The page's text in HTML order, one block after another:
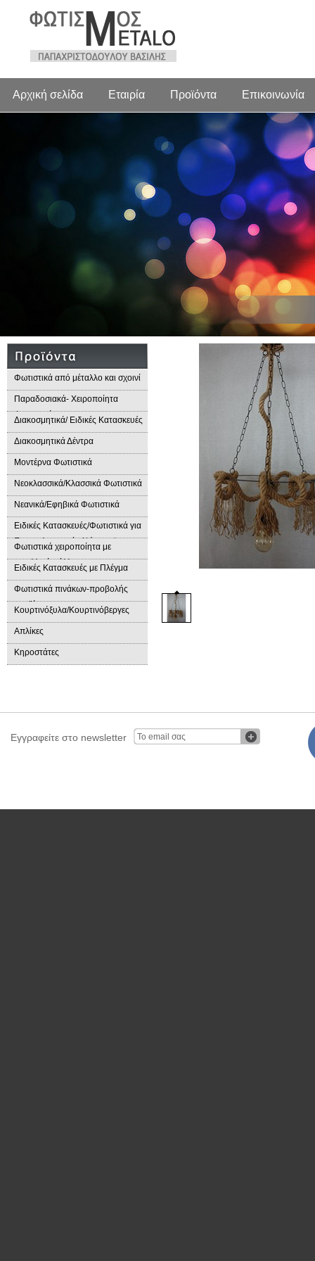
Αρχική σελίδα Εταιρία Προϊόντα Επικοινωνία
Φωτιστικά από μέταλλο και σχοινί
Παραδοσιακά- Χειροποίητα
Φωτιστικά
Διακοσμητικά/ Ειδικές Κατασκευές
Διακοσμητικά Δέντρα
Μοντέρνα Φωτιστικά
Νεοκλασσικά/Κλασσικά Φωτιστικά
Νεανικά/Εφηβικά Φωτιστικά
Ειδικές Κατασκευές/Φωτιστικά για
Επαγγελματικούς Χώρους/
Παραδοσιακά Φωτιστικά
Φωτιστικά χειροποίητα με
μεταλλικά φύλλα
Ειδικές Κατασκευές με Πλέγμα
Φωτιστικά πινάκων-προβολής
προϊόντων
Κουρτινόξυλα/Κουρτινόβεργες
Απλίκες
Κηροστάτες
Εγγραφείτε στο newsletter